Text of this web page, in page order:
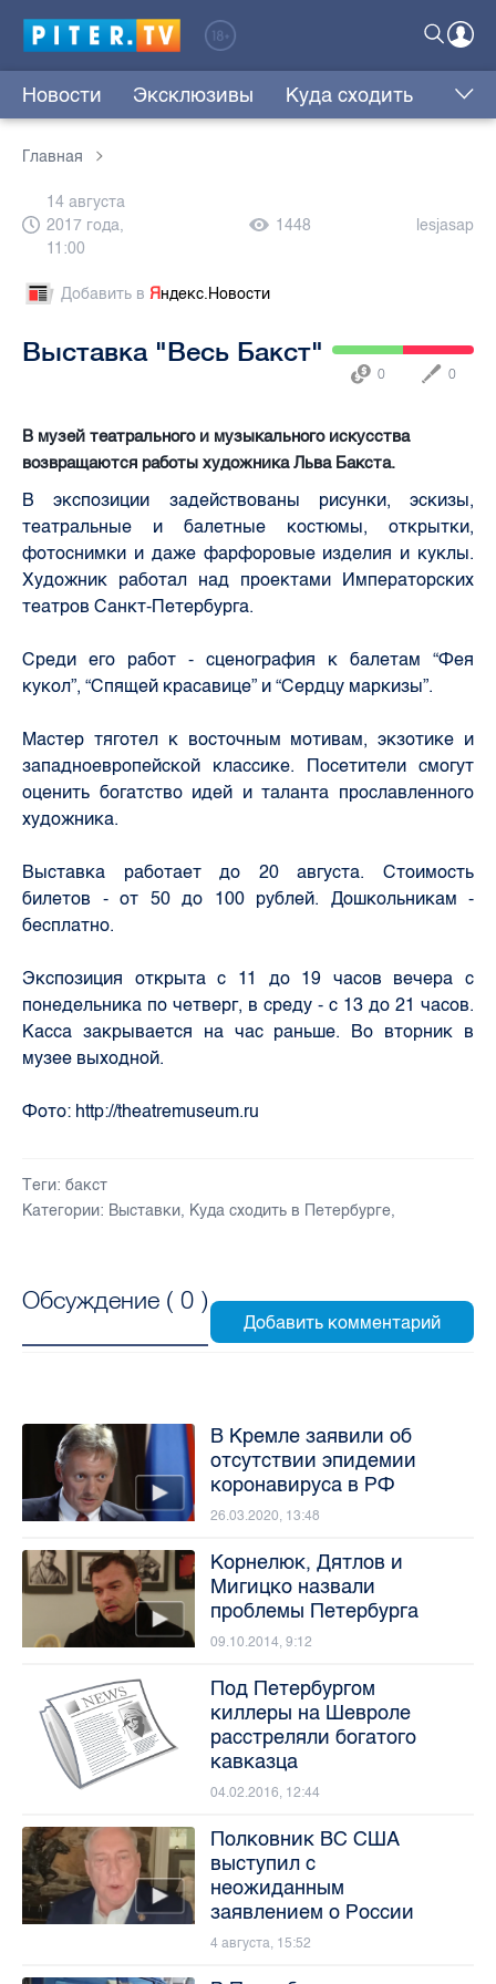
Новости Эксклюзивы Куда сходить
Главная
14 августа
2017 года,
11:00
1448 lesjasap
Добавить в Яндекс.Новости
Выставка "Весь Бакст"
0 0
В музей театрального и музыкального искусства
возвращаются работы художника Льва Бакста.
В экспозиции задействованы рисунки, эскизы,
театральные и балетные костюмы, открытки,
фотоснимки и даже фарфоровые изделия и куклы.
Художник работал над проектами Императорских
театров Санкт-Петербурга.
Среди его работ - сценография к балетам “Фея
кукол”, “Спящей красавице” и “Сердцу маркизы”.
Мастер тяготел к восточным мотивам, экзотике и
западноевропейской классике. Посетители смогут
оценить богатство идей и таланта прославленного
художника.
Выставка работает до 20 августа. Стоимость
билетов - от 50 до 100 рублей. Дошкольникам -
бесплатно.
Экспозиция открыта с 11 до 19 часов вечера с
понедельника по четверг, в среду - с 13 до 21 часов.
Касса закрывается на час раньше. Во вторник в
музее выходной.
Фото: http://theatremuseum.ru
Теги: бакст
Категории: Выставки, Куда сходить в Петербурге,
Обсуждение ( 0 )
В Кремле заявили об
отсутствии эпидемии
коронавируса в РФ
26.03.2020, 13:48
Корнелюк, Дятлов и
Мигицко назвали
проблемы Петербурга
09.10.2014, 9:12
Под Петербургом
киллеры на Шевроле
расстреляли богатого
кавказца
04.02.2016, 12:44
Полковник ВС США
выступил с
неожиданным
заявлением о России
4 августа, 15:52